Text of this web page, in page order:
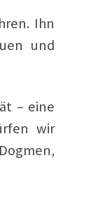
Ihn
und
– eine
wir